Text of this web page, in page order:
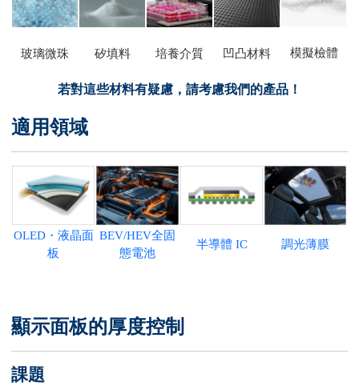
玻璃微珠 矽填料 培養介質 凹凸材料 模擬檢體
若對這些材料有疑慮，請考慮我們的產品！
適用領域
OLED・液晶面
板
BEV/HEV全固
態電池
半導體 IC 調光薄膜
顯示面板的厚度控制
課題